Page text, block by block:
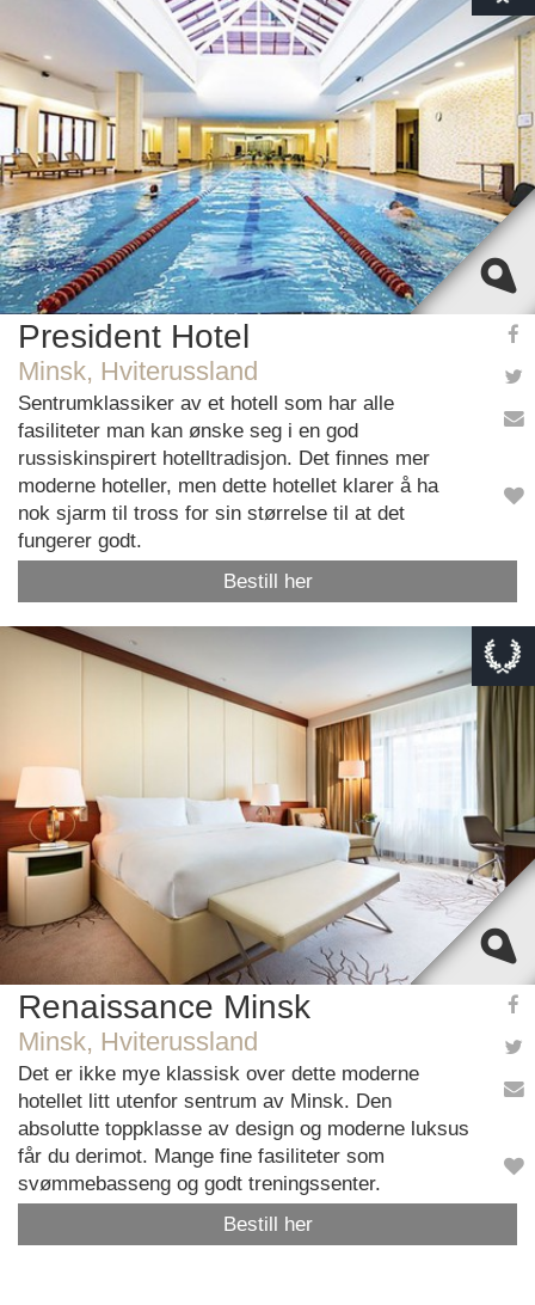
This page can't load Google Maps correctly.
Do you own this website?
OK
President Hotel
Minsk, Hviterussland
Sentrumklassiker av et hotell som har alle
fasiliteter man kan ønske seg i en god
russiskinspirert hotelltradisjon. Det finnes mer
moderne hoteller, men dette hotellet klarer å ha
nok sjarm til tross for sin størrelse til at det
fungerer godt.
Bestill her
This page can't load Google Maps correctly.
Do you own this website?
Renaissance Minsk
Minsk, Hviterussland
Det er ikke mye klassisk over dette moderne
hotellet litt utenfor sentrum av Minsk. Den
absolutte toppklasse av design og moderne luksus
får du derimot. Mange fine fasiliteter som
svømmebasseng og godt treningssenter.
Bestill her